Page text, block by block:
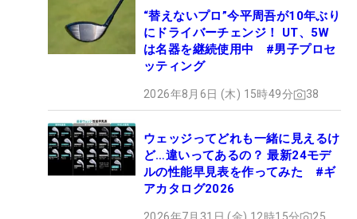
“替えないプロ”今平周吾が10年ぶり
にドライバーチェンジ！ UT、5W
は名器を継続使用中 #男子プロセ
ッティング
2026年8月6日 (木) 15時49分 38
ウェッジってどれも一緒に見えるけ
ど…違いってあるの？ 最新24モデ
ルの性能早見表を作ってみた #ギ
アカタログ2026